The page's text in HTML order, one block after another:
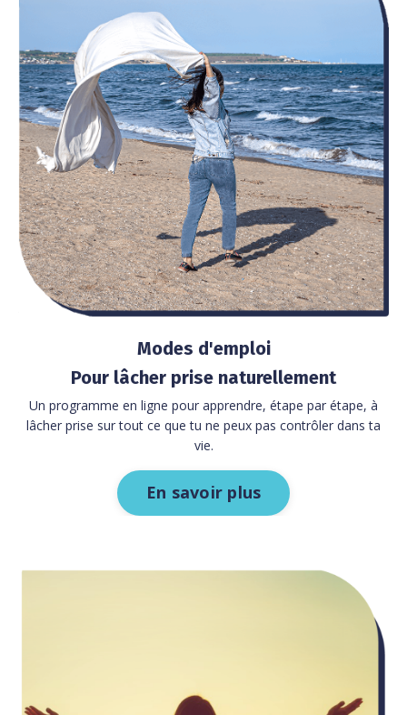
Modes d'emploi
Pour lâcher prise naturellement
Un programme en ligne pour apprendre, étape par étape, à
lâcher prise sur tout ce que tu ne peux pas contrôler dans ta
vie.
En savoir plus